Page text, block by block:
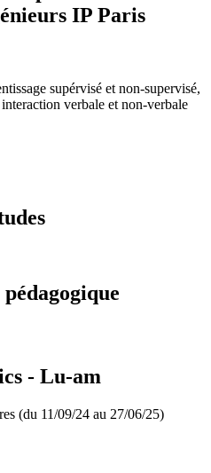
IP Paris
supérvisé et non-supervisé,
verbale et non-verbale
- Lu-am
(du 11/09/24 au 27/06/25)